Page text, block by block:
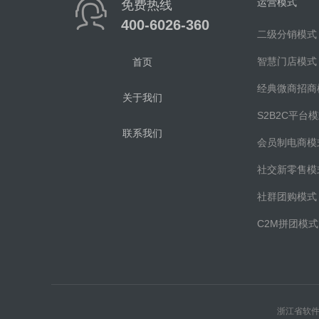
免费热线
400-6026-360
首页
关于我们
联系我们
运营模式
二级分销模式
智慧门店模式
经典微商招
S2B2C平台
会员制电商模
社交新零售模
社群团购模式
C2M拼团模式
浙江省软